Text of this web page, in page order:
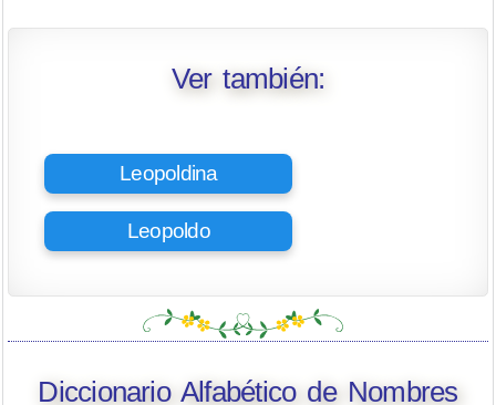
Ver también:
Leopoldina
Leopoldo
Diccionario Alfabético de Nombres